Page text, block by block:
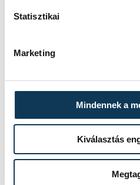
Statisztikai
Marketing
Mindennek a
Kiválasztás